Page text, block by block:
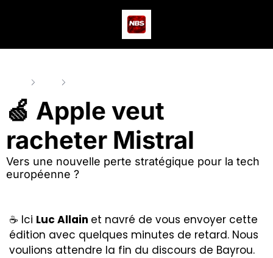
🍏 Apple veut
racheter Mistral
Vers une nouvelle perte stratégique pour la tech
européenne ?
☕ Ici Luc Allain et navré de vous envoyer cette
édition avec quelques minutes de retard. Nous
voulions attendre la fin du discours de Bayrou.